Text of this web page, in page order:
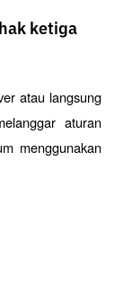
ketiga
atau langsung
aturan
menggunakan